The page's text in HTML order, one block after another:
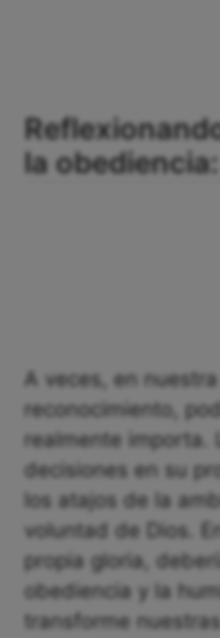
la
A veces, en
reconocimiento,
realmente importa.
decisiones en su
los atajos de la
voluntad de Dios.
propia gloria,
obediencia y la
transforme